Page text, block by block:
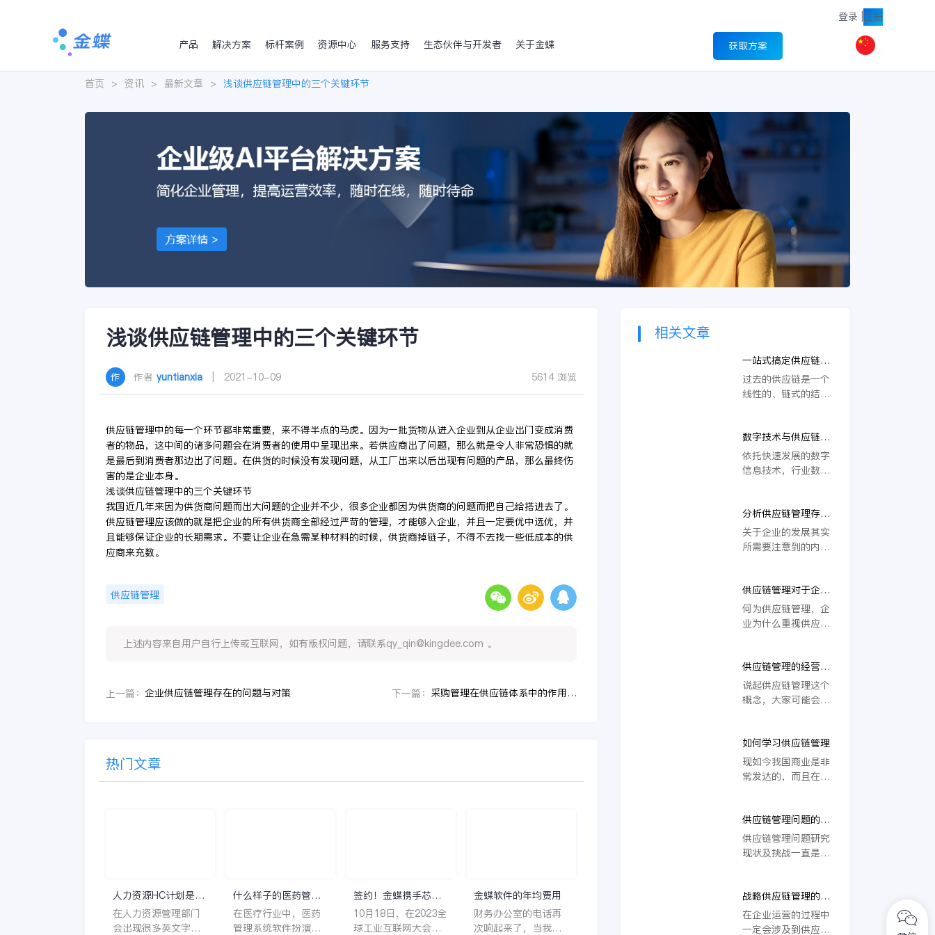
登录 注册
产品
解决方案 标杆案例 资源中心 服务支持 生态伙伴与开发者 关于金蝶 获取方案
首页 > 资讯 > 最新文章 > 浅谈供应链管理中的三个关键环节
浅谈供应链管理中的三个关键环节
作者 yuntianxia | 2021-10-09 5614 浏览
供应链管理中的每一个环节都非常重要，来不得半点的马虎。因为一批货物从进入企业到从企业出门变成消费
者的物品，这中间的诸多问题会在消费者的使用中呈现出来。若供应商出了问题，那么就是令人非常恐惧的就
是最后到消费者那边出了问题。在供货的时候没有发现问题，从工厂出来以后出现有问题的产品，那么最终伤
害的是企业本身。
浅谈供应链管理中的三个关键环节
我国近几年来因为供货商问题而出大问题的企业并不少，很多企业都因为供货商的问题而把自己给搭进去了。
供应链管理应该做的就是把企业的所有供货商全部经过严苛的管理，才能够入企业，并且一定要优中选优，并
且能够保证企业的长期需求。不要让企业在急需某种材料的时候，供货商掉链子，不得不去找一些低成本的供
应商来充数。
供应链管理
上述内容来自用户自行上传或互联网，如有版权问题，请联系qy_qin@kingdee.com 。
上一篇： 企业供应链管理存在的问题与对策 下一篇： 采购管理在供应链体系中的作用与影响
热门文章
人力资源HC计划是什
么意思？
在人力资源管理部门
会出现很多英文字母
什么样子的医药管理
系统软件更好用？
在医疗行业中，医药
管理系统软件扮演着
签约！金蝶携手芯源
微，助力半导体装备
制造领先企业迈向世
10月18日，在2023全
球工业互联网大会期
金蝶软件的年均费用
财务办公室的电话再
次响起来了，当我拿
相关文章
一站式搞定供应链管
理，金蝶赋能企业效
率效益双提升
过去的供应链是一个
线性的、链式的结
构化的；因此对于大
多数企业而言，数字
化供应链转型正成为
应商、金融服务商、
工厂、仓库、代理
商、甚至是同一公司
内部的不同部门，以
的互联；供应链成为
一个无处不在的网
络，被每个个人和企
业所运用。
数字技术与供应链模
式密切融合，供应链
管理走向数字化
依托快速发展的数字
信息技术，行业数字
借助数字信息技术优
化企业发展管理，将
获得更充足的发展助
赋能走向数字化，为
解决行业难题提供了
创新方案，金蝶数字
化供应链解决方案便
分析供应链管理存在
的问题及对策
关于企业的发展其实
所需要注意到的内容
就要注意到各种方面
的问题，尤其是在企
业的客源上才是最重
的一点，唯有确保品
质才能够让企业发展
的更好。而供应链对
一个企业也是非常重
应链所起到的作用不
同，但是这是源头。
所以对于供应链管理
也一定要做的更好，
管理存在的问题及对
策。
供应链管理对于企业
的重要价值分析
何为供应链管理，企
业为什么重视供应链
协调企业内外资源来
共同满足消费者需
求。首先，供应链管
缩短现金周转时间、
降低企业面临的风
险、实现盈利的增长
以及提供可预测的收
本来完成这些目标需
要大费周折，但是在
供应链管理的帮助
下，却能够轻易的实
体现了。
供应链管理的经营理
念是什么？
说起供应链管理这个
概念，大家可能会有
讲还是在90年代以后
才慢慢兴起的，所以
大家有些许陌生也在
如何学习供应链管理
现如今我国商业是非
常发达的，而且在每
现在说的比较多的就
是供应链管理了，那
么大家如何学习供应
供应链管理问题的研
究现状及挑战
供应链管理问题研究
现状及挑战一直是企
理的研究可以说已经
有着非常深入的研
究。这个课题会随着
战略供应链管理的概
述
在企业运营的过程中
一定会涉及到供应